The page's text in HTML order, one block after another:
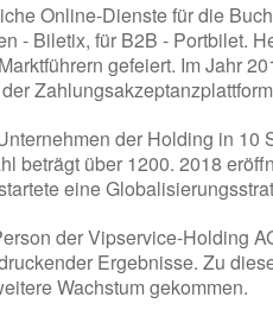
Online-Dienste für die
- Biletix, für B2B - Portbilet.
gefeiert. Im Jahr
der Holding in 10
beträgt über 1200. 2018
eine
der Vipservice-Holding
Ergebnisse. Zu
Wachstum gekommen.